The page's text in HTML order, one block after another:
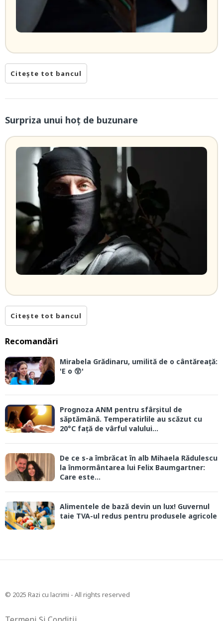
Citește tot bancul
Surpriza unui hoţ de buzunare
Citește tot bancul
Recomandări
Mirabela Grădinaru, umilită de o cântăreață:
'E o 😲'
Prognoza ANM pentru sfârșitul de
săptămână. Temperatirlile au scăzut cu
20°C față de vârful valului...
De ce s-a îmbrăcat în alb Mihaela Rădulescu
la înmormântarea lui Felix Baumgartner:
Care este...
Alimentele de bază devin un lux! Guvernul
taie TVA-ul redus pentru produsele agricole
© 2025 Razi cu lacrimi - All rights reserved